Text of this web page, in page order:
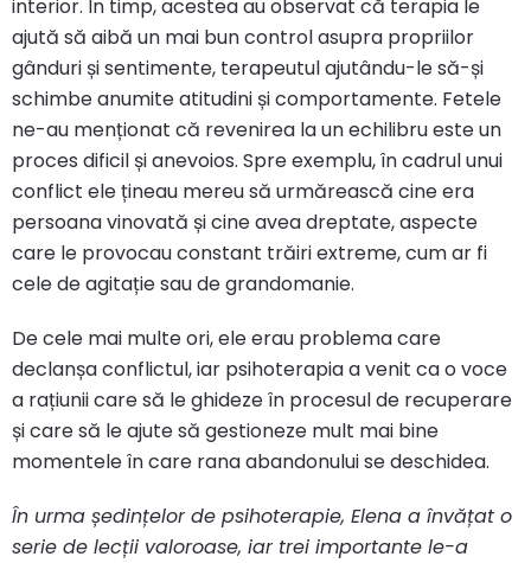
interior. În timp, acestea au observat că terapia le
ajută să aibă un mai bun control asupra propriilor
gânduri și sentimente, terapeutul ajutându-le să-și
schimbe anumite atitudini și comportamente. Fetele
ne-au menționat că revenirea la un echilibru este un
proces dificil și anevoios. Spre exemplu, în cadrul unui
conflict ele țineau mereu să urmărească cine era
persoana vinovată și cine avea dreptate, aspecte
care le provocau constant trăiri extreme, cum ar fi
cele de agitație sau de grandomanie.
De cele mai multe ori, ele erau problema care
declanșa conflictul, iar psihoterapia a venit ca o voce
a rațiunii care să le ghideze în procesul de recuperare
și care să le ajute să gestioneze mult mai bine
momentele în care rana abandonului se deschidea.
În urma ședințelor de psihoterapie, Elena a învățat o
serie de lecții valoroase, iar trei importante le-a